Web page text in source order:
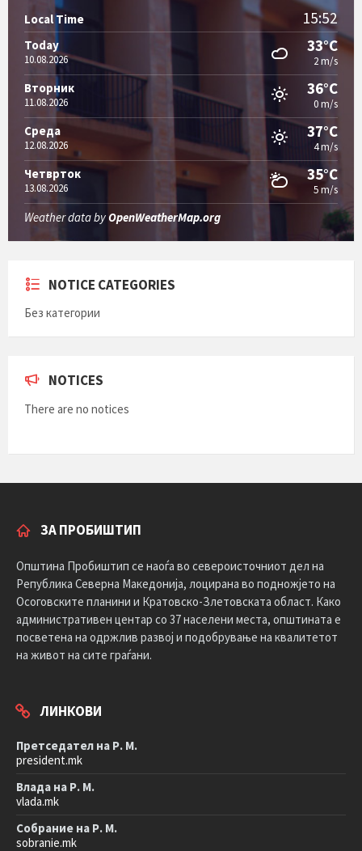
Local Time 15:52
Today
10.08.2026
33°C
2 m/s
Вторник
11.08.2026
36°C
0 m/s
Среда
12.08.2026
37°C
4 m/s
Четврток
13.08.2026
35°C
5 m/s
Weather data byOpenWeatherMap.org
NOTICE CATEGORIES
Без категории
NOTICES
There are no notices
ЗА ПРОБИШТИП
Општина Пробиштип се наоѓа во североисточниот дел на
Република Северна Македонија, лоцирана во подножјето на
Осоговските планини и Кратовско-Злетовската област. Како
административен центар со 37 населени места, општината е
посветена на одржлив развој и подобрување на квалитетот
на живот на сите граѓани.
ЛИНКОВИ
Претседател на Р. М.
president.mk
Влада на Р. М.
vlada.mk
Собрание на Р. М.
sobranie.mk